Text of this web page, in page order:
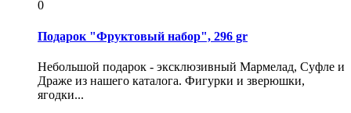
0
Подарок "Фруктовый набор", 296 gr
Небольшой подарок - эксклюзивный Мармелад, Суфле и
Драже из нашего каталога. Фигурки и зверюшки,
ягодки...